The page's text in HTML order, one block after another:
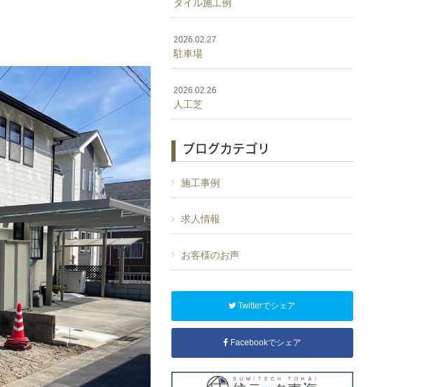
タイル施工例
2026.02.27
駐車場
2026.02.26
人工芝
ブログカテゴリ
施工事例
求人情報
お客様のお声
Twitterでシェア
Facebookでシェア